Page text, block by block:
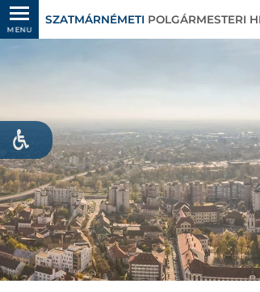
MENU
SZATMÁRNÉMETI POLGÁRMESTERI